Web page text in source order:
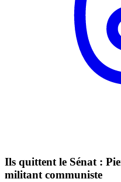
Ils quittent le Sénat :
militant communiste